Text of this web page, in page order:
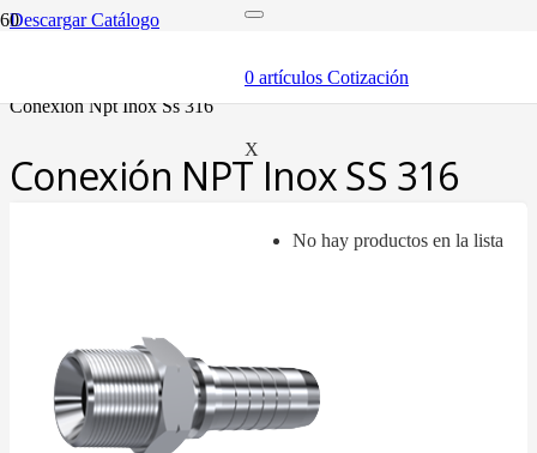
0 artículos Cotización
X
No hay productos en la lista
Descargar Catálogo
mangueras hidráulicas y fittings
conexión npt inox ss 316
Conexión NPT Inox SS 316